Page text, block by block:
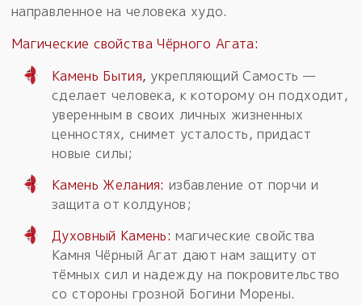
направленное на человека худо.
Магические свойства Чёрного Агата:
Камень Бытия, укрепляющий Самость —
сделает человека, к которому он подходит,
уверенным в своих личных жизненных
ценностях, снимет усталость, придаст
новые силы;
Камень Желания:избавление от порчи и
защита от колдунов;
Духовный Камень: магические свойства
Камня Чёрный Агат дают нам защиту от
тёмных сил и надежду на покровительство
со стороны грозной Богини Морены.